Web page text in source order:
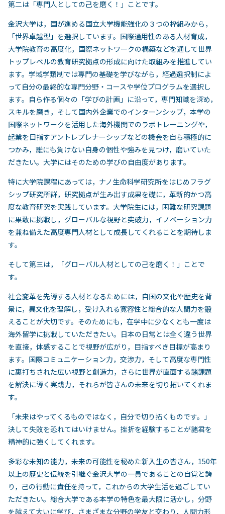
第二は「専門人としての己を磨く！」ことです。
金沢大学は，国が進める国立大学機能強化の３つの枠組みから，
「世界卓越型」を選択しています。国際通用性のある人材育成，
大学院教育の高度化，国際ネットワークの構築などを通して世界
トップレベルの教育研究拠点の形成に向けた取組みを推進してい
ます。学域学類制では専門の基礎を学びながら，経過選択制によ
って自分の最終的な専門分野・コースや学位プログラムを選択し
ます。自ら作る個々の「学びの計画」に沿って，専門知識を深め，
スキルを磨き，そして国内外企業でのインターンシップ，本学の
国際ネットワークを活用した海外機関でのラボトレーニングや，
起業を目指すアントレプレナーシップなどの機会を自ら積極的に
つかみ，誰にも負けない自身の個性や強みを見つけ，磨いていた
だきたい。大学にはそのための学びの自由度があります。
特に大学院課程にあっては，ナノ生命科学研究所をはじめフラグ
シップ研究所群，研究拠点が生み出す成果を礎に，革新的かつ高
度な教育研究を実践しています。大学院生には，困難な研究課題
に果敢に挑戦し，グローバルな視野と突破力，イノベーション力
を兼ね備えた高度専門人材として成長してくれることを期待しま
す。
そして第三は，「グローバル人材としての己を磨く！」ことで
す。
社会変革を先導する人材となるためには，自国の文化や歴史を背
景に，異文化を理解し，受け入れる寛容性と総合的な人間力を鍛
えることが大切です。そのためにも，在学中に少なくとも一度は
海外留学に挑戦していただきたい。日本の日常とは全く違う世界
を直接，体感することで視野が広がり，目指すべき目標が高まり
ます。国際コミュニケーション力，交渉力，そして高度な専門性
に裏打ちされた広い視野と創造力，さらに世界が直面する諸課題
を解決に導く実践力，それらが皆さんの未来を切り拓いてくれま
す。
「未来はやってくるものではなく，自分で切り拓くものです。」
決して失敗を恐れてはいけません。挫折を経験することが諸君を
精神的に強くしてくれます。
多彩な未知の能力，未来の可能性を秘めた新入生の皆さん，150年
以上の歴史と伝統を引継ぐ金沢大学の一員であることの自覚と誇
り，己の行動に責任を持って，これからの大学生活を過ごしてい
ただきたい。総合大学である本学の特色を最大限に活かし，分野
を越えて大いに学び，さまざまな分野の学友と交わり，人間力形